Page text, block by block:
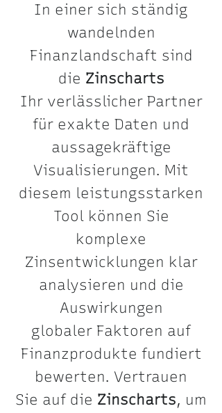
In einer sich ständig
wandelnden
Finanzlandschaft sind
die Zinscharts
Ihr verlässlicher Partner
für exakte Daten und
aussagekräftige
Visualisierungen. Mit
diesem leistungsstarken
Tool können Sie
komplexe
Zinsentwicklungen klar
analysieren und die
Auswirkungen
globaler Faktoren auf
Finanzprodukte fundiert
bewerten. Vertrauen
Sie auf die Zinscharts, um